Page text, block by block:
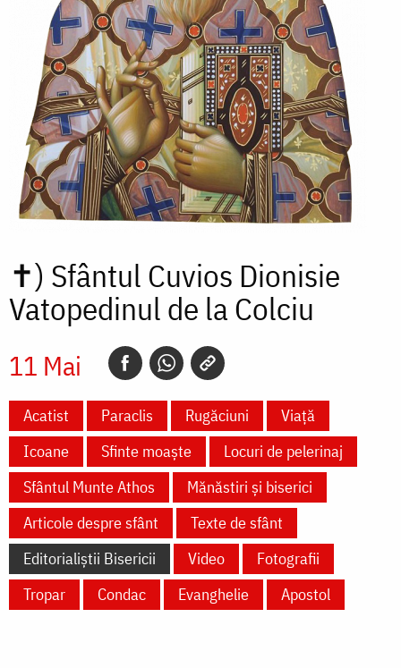
✝) Sfântul Cuvios Dionisie
Vatopedinul de la Colciu
11 Mai
Acatist Paraclis Rugăciuni
Viață
Icoane
Sfinte moaște
Locuri de pelerinaj
Sfântul Munte Athos
Mănăstiri și biserici
Articole despre sfânt
Texte de sfânt
Editorialiștii Bisericii
Video
Fotografii
Tropar
Condac Evanghelie Apostol